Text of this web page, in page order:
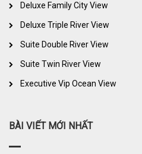
Suite Double River View
Suite Twin River View
Executive Vip Ocean View
Deluxe Family City View
Deluxe Triple River View
Suite Double River View
Suite Twin River View
Executive Vip Ocean View
BÀI VIẾT MỚI NHẤT